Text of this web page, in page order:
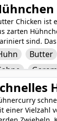
Chicken ist
zarten
sind.
und
ist
wird.
unter
Butter
einer Vielzahl